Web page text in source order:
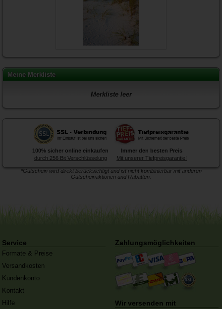
Meine Merkliste
Merkliste leer
100% sicher online einkaufen
durch 256 Bit Verschlüsselung
Immer den besten Preis
Mit unserer Tiefpreisgarantie!
*Gutschein wird direkt berücksichtigt und ist nicht kombinierbar mit anderen
Gutscheinaktionen und Rabatten.
Service
Formate & Preise
Versandkosten
Kundenkonto
Kontakt
Hilfe
Zahlungsmöglichkeiten
Wir versenden mit